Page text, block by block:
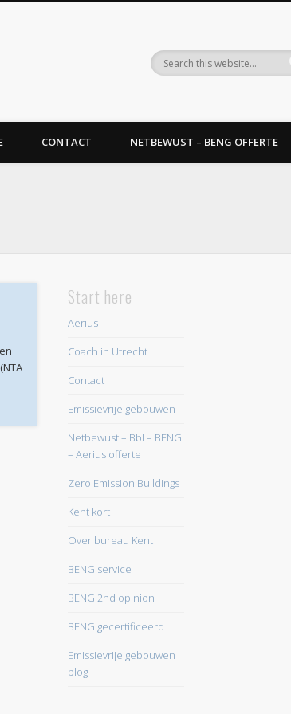
CONTACT NETBEWUST – BENG OFFERTE
Start here
Aerius
Coach in Utrecht
Contact
Emissievrije gebouwen
Netbewust – Bbl – BENG
– Aerius offerte
Zero Emission Buildings
Kent kort
Over bureau Kent
BENG service
BENG 2nd opinion
BENG gecertificeerd
Emissievrije gebouwen
blog